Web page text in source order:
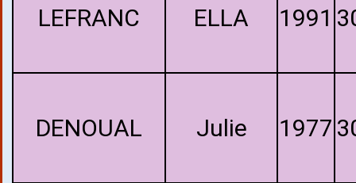
LEFRANC ELLA 1991
DENOUAL Julie 1977